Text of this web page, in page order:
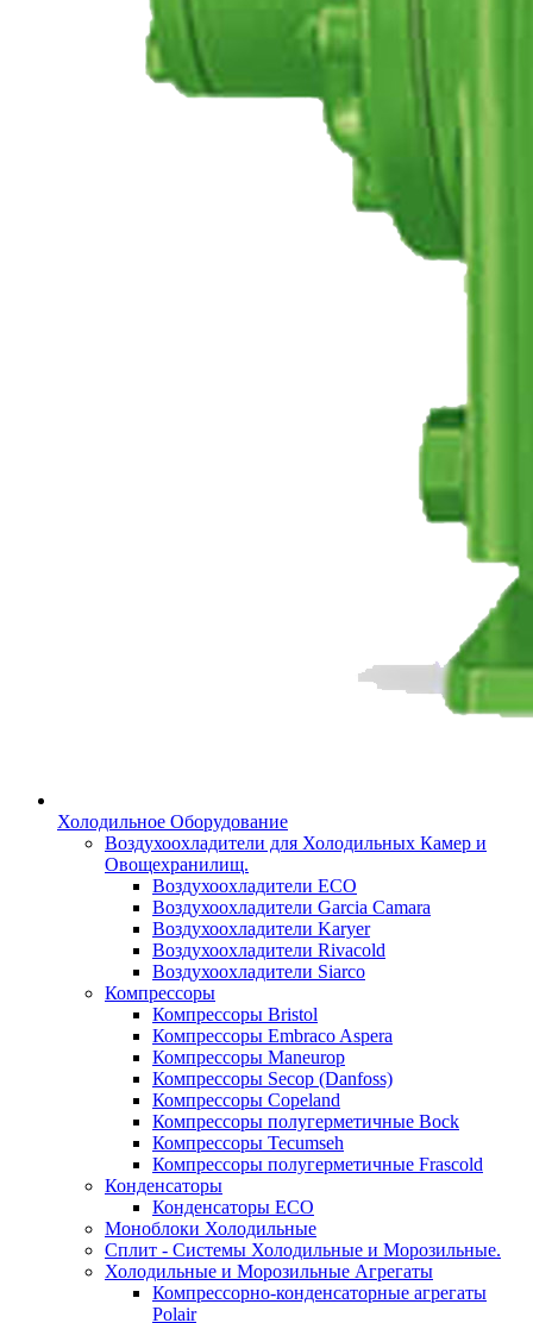
Холодильное Оборудование
Воздухоохладители для Холодильных Камер и
Овощехранилищ.
Воздухоохладители ECO
Воздухоохладители Garcia Camara
Воздухоохладители Karyer
Воздухоохладители Rivacold
Воздухоохладители Siarco
Компрессоры
Компрессоры Bristol
Компрессоры Embraco Aspera
Компрессоры Maneurop
Компрессоры Secop (Danfoss)
Компрессоры Copeland
Компрессоры полугерметичные Bock
Компрессоры Tecumseh
Компрессоры полугерметичные Frascold
Конденсаторы
Конденсаторы ECO
Моноблоки Холодильные
Сплит - Системы Холодильные и Морозильные.
Холодильные и Морозильные Агрегаты
Компрессорно-конденсаторные агрегаты
Polair